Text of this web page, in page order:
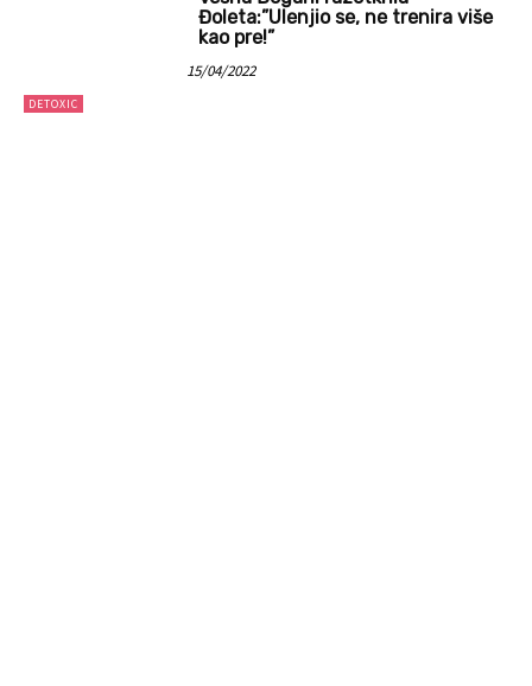
DETOXIC
Đoleta:”Ulenjio se, ne trenira više
kao pre!”
15/04/2022